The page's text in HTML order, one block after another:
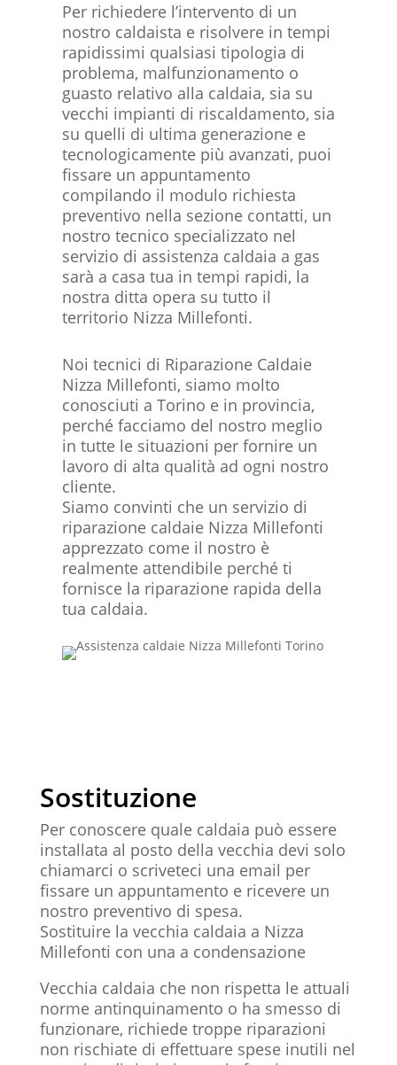
Per richiedere l’intervento di un
nostro caldaista e risolvere in tempi
rapidissimi qualsiasi tipologia di
problema, malfunzionamento o
guasto relativo alla caldaia, sia su
vecchi impianti di riscaldamento, sia
su quelli di ultima generazione e
tecnologicamente più avanzati, puoi
fissare un appuntamento
compilando il modulo richiesta
preventivo nella sezione contatti, un
nostro tecnico specializzato nel
servizio di assistenza caldaia a gas
sarà a casa tua in tempi rapidi, la
nostra ditta opera su tutto il
territorio Nizza Millefonti.
Noi tecnici di Riparazione Caldaie
Nizza Millefonti, siamo molto
conosciuti a Torino e in provincia,
perché facciamo del nostro meglio
in tutte le situazioni per fornire un
lavoro di alta qualità ad ogni nostro
cliente.
Siamo convinti che un servizio di
riparazione caldaie Nizza Millefonti
apprezzato come il nostro è
realmente attendibile perché ti
fornisce la riparazione rapida della
tua caldaia.
Sostituzione
Per conoscere quale caldaia può essere
installata al posto della vecchia devi solo
chiamarci o scriveteci una email per
fissare un appuntamento e ricevere un
nostro preventivo di spesa.
Sostituire la vecchia caldaia a Nizza
Millefonti con una a condensazione
Vecchia caldaia che non rispetta le attuali
norme antinquinamento o ha smesso di
funzionare, richiede troppe riparazioni
non rischiate di effettuare spese inutili nel